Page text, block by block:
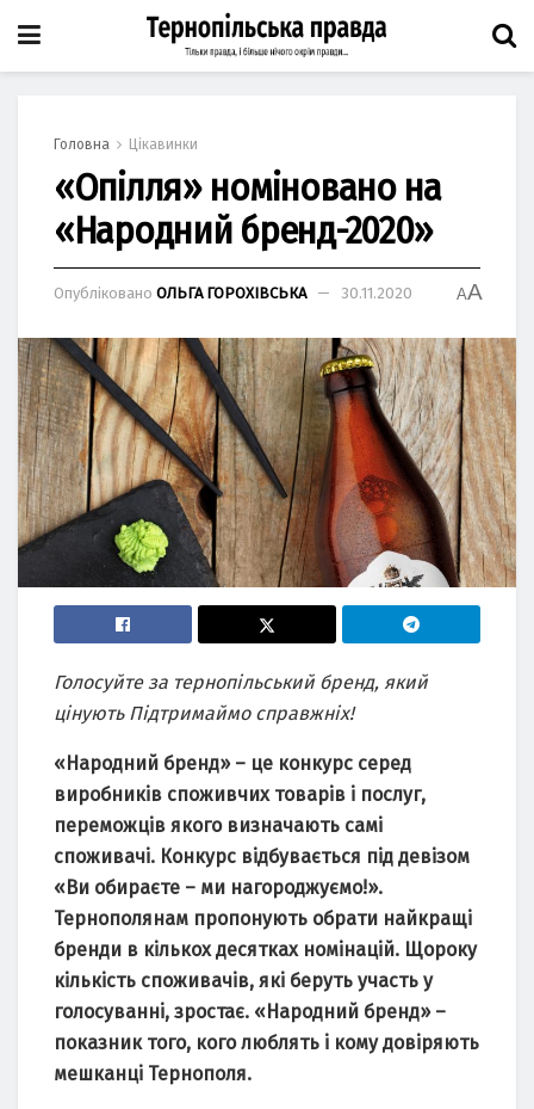
Головна Цікавинки
«Опілля» номіновано на
«Народний бренд-2020»
Опубліковано ОЛЬГА ГОРОХІВСЬКА 30.11.2020 AA
Голосуйте за тернопільський бренд, який
цінують Підтримаймо справжніх!
«Народний бренд» – це конкурс серед
виробників споживчих товарів і послуг,
переможців якого визначають самі
споживачі. Конкурс відбувається під девізом
«Ви обираєте – ми нагороджуємо!».
Тернополянам пропонують обрати найкращі
бренди в кількох десятках номінацій. Щороку
кількість споживачів, які беруть участь у
голосуванні, зростає. «Народний бренд» –
показник того, кого люблять і кому довіряють
мешканці Тернополя.